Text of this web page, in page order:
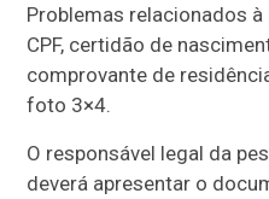
Problemas relacionados à
CPF, certidão de
comprovante de
foto 3×4.
O responsável legal da
deverá apresentar o